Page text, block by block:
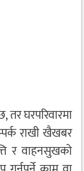
तर घरपरिवारमा
राखी खैखबर
र वाहनसुखको